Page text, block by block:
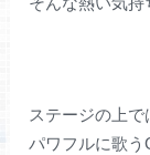
ステージの上で
パワフルに歌う